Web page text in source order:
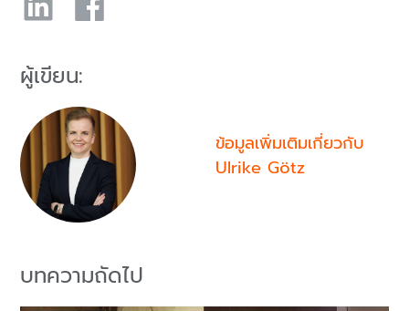
ผู้เขียน:
ข้อมูลเพิ่มเติมเกี่ยวกับ
Ulrike Götz
บทความถัดไป